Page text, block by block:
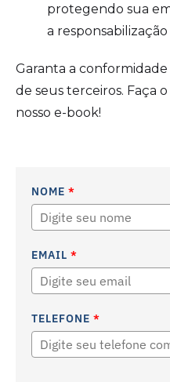
protegendo sua
a responsabilização
Garanta a
de seus terceiros. Faça
nosso e-book!
NOME *
EMAIL *
TELEFONE *